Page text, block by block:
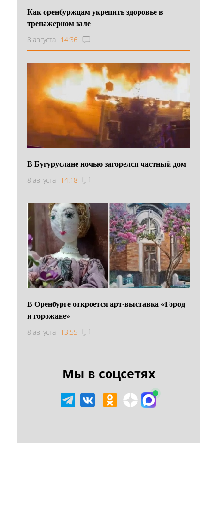
Как оренбуржцам укрепить здоровье в
тренажерном зале
8 августа 14:36
В Бугуруслане ночью загорелся частный дом
8 августа 14:18
В Оренбурге откроется арт-выставка «Город
и горожане»
8 августа 13:55
Мы в соцсетях